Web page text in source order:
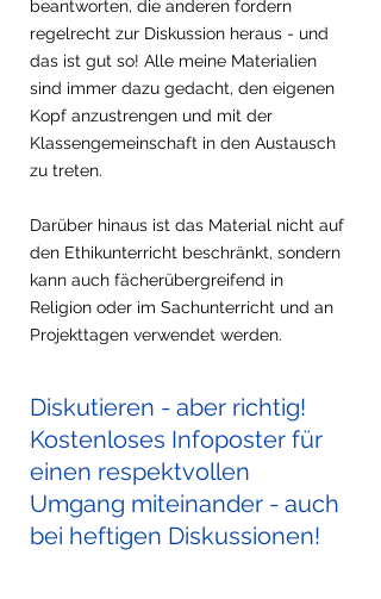
beantworten, die anderen fordern
regelrecht zur Diskussion heraus - und
das ist gut so! Alle meine Materialien
sind immer dazu gedacht, den eigenen
Kopf anzustrengen und mit der
Klassengemeinschaft in den Austausch
zu treten.
Darüber hinaus ist das Material nicht auf
den Ethikunterricht beschränkt, sondern
kann auch fächerübergreifend in
Religion oder im Sachunterricht und an
Projekttagen verwendet werden.
Diskutieren - aber richtig!
Kostenloses Infoposter für
einen respektvollen
Umgang miteinander - auch
bei heftigen Diskussionen!